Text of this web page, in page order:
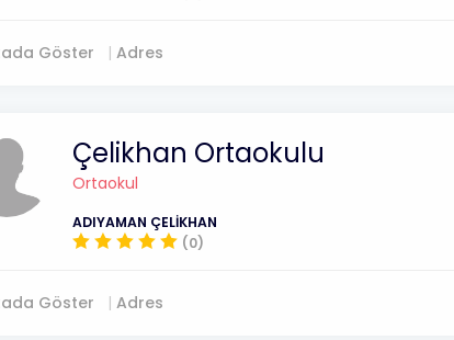
Göster Adres
Çelikhan Ortaokulu
Ortaokul
ADIYAMAN ÇELİKHAN
(0)
Göster Adres